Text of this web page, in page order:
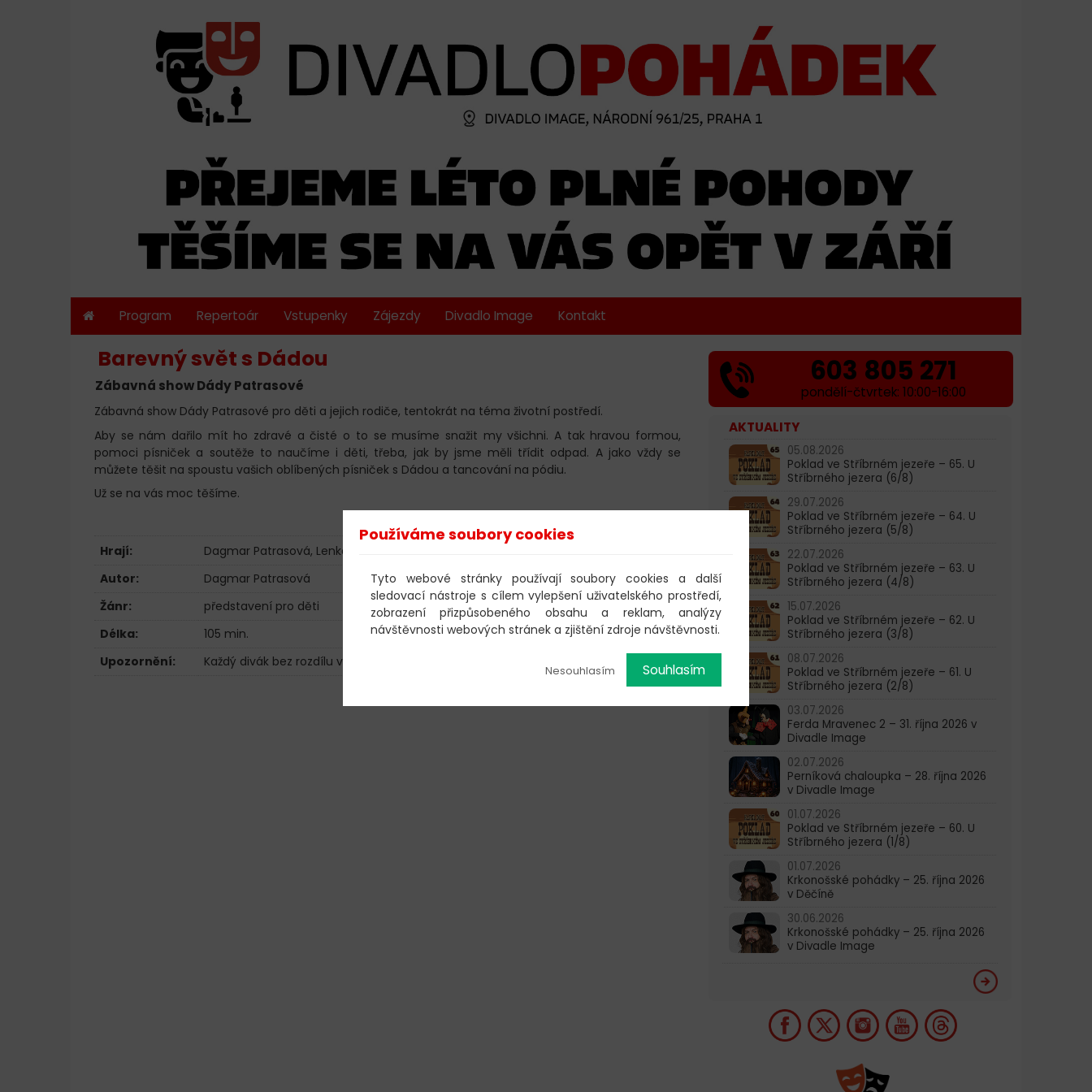
Program Repertoár Vstupenky Zájezdy Divadlo Image Kontakt
Barevný svět s Dádou
Zábavná show Dády Patrasové
Zábavná show Dády Patrasové pro děti a jejich rodiče, tentokrát na téma životní postředí.
Aby se nám dařilo mít ho zdravé a čisté o to se musíme snažit my všichni. A tak hravou formou,
pomoci písniček a soutěže to naučíme i děti, třeba, jak by jsme měli třídit odpad. A jako vždy se
můžete těšit na spoustu vašich oblíbených písniček s Dádou a tancování na pódiu.
Už se na vás moc těšíme.
Hrají: Dagmar Patrasová, Lenka Krupanská
Autor:
Dagmar Patrasová
Žánr:
představení pro děti
Délka:
105 min.
Upozornění:
Každý divák bez rozdílu věku musí mít vlastní vstupenku.
603 805 271
pondělí-čtvrtek: 10:00-16:00
AKTUALITY
05.08.2026
Poklad ve Stříbrném jezeře – 65. U
Stříbrného jezera (6/8)
29.07.2026
Poklad ve Stříbrném jezeře – 64. U
Stříbrného jezera (5/8)
22.07.2026
Poklad ve Stříbrném jezeře – 63. U
Stříbrného jezera (4/8)
15.07.2026
Poklad ve Stříbrném jezeře – 62. U
Stříbrného jezera (3/8)
08.07.2026
Poklad ve Stříbrném jezeře – 61. U
Stříbrného jezera (2/8)
03.07.2026
Ferda Mravenec 2 – 31. října 2026 v
Divadle Image
02.07.2026
Perníková chaloupka – 28. října 2026
v Divadle Image
01.07.2026
Poklad ve Stříbrném jezeře – 60. U
Stříbrného jezera (1/8)
01.07.2026
Krkonošské pohádky – 25. října 2026
v Děčíně
30.06.2026
Krkonošské pohádky – 25. října 2026
v Divadle Image
Používáme soubory cookies
Tyto webové stránky používají soubory cookies a další
sledovací nástroje s cílem vylepšení uživatelského prostředí,
zobrazení přizpůsobeného obsahu a reklam, analýzy
návštěvnosti webových stránek a zjištění zdroje návštěvnosti.
Nesouhlasím Souhlasím